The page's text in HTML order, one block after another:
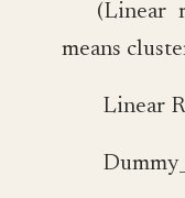
(Linear
means
Linear